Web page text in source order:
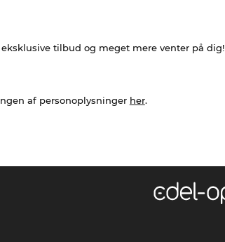
tilbud og meget mere venter på dig!
af personoplysninger her.